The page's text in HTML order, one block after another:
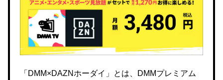
「DMM×DAZNホーダイ」とは、DMMプレミアム